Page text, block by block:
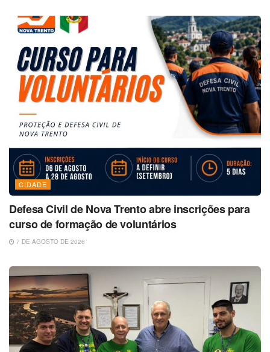
CIDADE
Defesa Civil de Nova Trento abre inscrições para
curso de formação de voluntários
7 DE AGOSTO DE 2026